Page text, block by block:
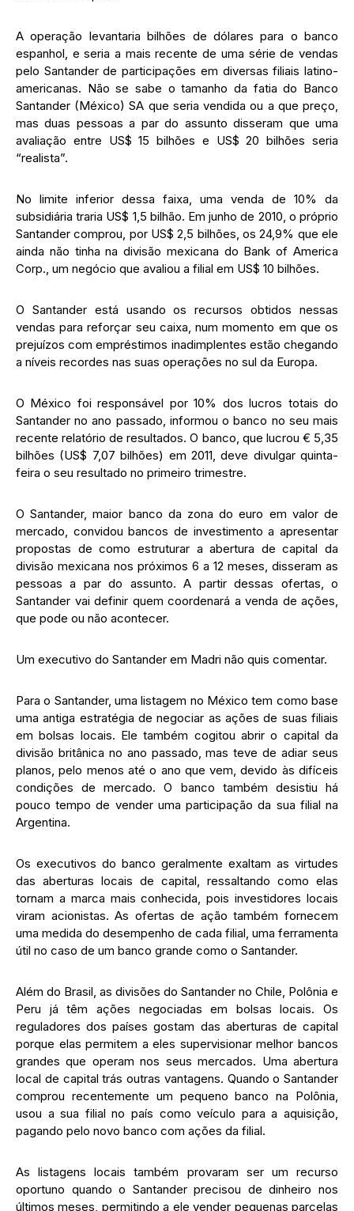
A operação levantaria bilhões de dólares para o banco
espanhol, e seria a mais recente de uma série de vendas
pelo Santander de participações em diversas filiais latino-
americanas. Não se sabe o tamanho da fatia do Banco
Santander (México) SA que seria vendida ou a que preço,
mas duas pessoas a par do assunto disseram que uma
avaliação entre US$ 15 bilhões e US$ 20 bilhões seria
“realista”.
No limite inferior dessa faixa, uma venda de 10% da
subsidiária traria US$ 1,5 bilhão. Em junho de 2010, o próprio
Santander comprou, por US$ 2,5 bilhões, os 24,9% que ele
ainda não tinha na divisão mexicana do Bank of America
Corp., um negócio que avaliou a filial em US$ 10 bilhões.
O Santander está usando os recursos obtidos nessas
vendas para reforçar seu caixa, num momento em que os
prejuízos com empréstimos inadimplentes estão chegando
a níveis recordes nas suas operações no sul da Europa.
O México foi responsável por 10% dos lucros totais do
Santander no ano passado, informou o banco no seu mais
recente relatório de resultados. O banco, que lucrou € 5,35
bilhões (US$ 7,07 bilhões) em 2011, deve divulgar quinta-
feira o seu resultado no primeiro trimestre.
O Santander, maior banco da zona do euro em valor de
mercado, convidou bancos de investimento a apresentar
propostas de como estruturar a abertura de capital da
divisão mexicana nos próximos 6 a 12 meses, disseram as
pessoas a par do assunto. A partir dessas ofertas, o
Santander vai definir quem coordenará a venda de ações,
que pode ou não acontecer.
Um executivo do Santander em Madri não quis comentar.
Para o Santander, uma listagem no México tem como base
uma antiga estratégia de negociar as ações de suas filiais
em bolsas locais. Ele também cogitou abrir o capital da
divisão britânica no ano passado, mas teve de adiar seus
planos, pelo menos até o ano que vem, devido às difíceis
condições de mercado. O banco também desistiu há
pouco tempo de vender uma participação da sua filial na
Argentina.
Os executivos do banco geralmente exaltam as virtudes
das aberturas locais de capital, ressaltando como elas
tornam a marca mais conhecida, pois investidores locais
viram acionistas. As ofertas de ação também fornecem
uma medida do desempenho de cada filial, uma ferramenta
útil no caso de um banco grande como o Santander.
Além do Brasil, as divisões do Santander no Chile, Polônia e
Peru já têm ações negociadas em bolsas locais. Os
reguladores dos países gostam das aberturas de capital
porque elas permitem a eles supervisionar melhor bancos
grandes que operam nos seus mercados. Uma abertura
local de capital trás outras vantagens. Quando o Santander
comprou recentemente um pequeno banco na Polônia,
usou a sua filial no país como veículo para a aquisição,
pagando pelo novo banco com ações da filial.
As listagens locais também provaram ser um recurso
oportuno quando o Santander precisou de dinheiro nos
últimos meses, permitindo a ele vender pequenas parcelas